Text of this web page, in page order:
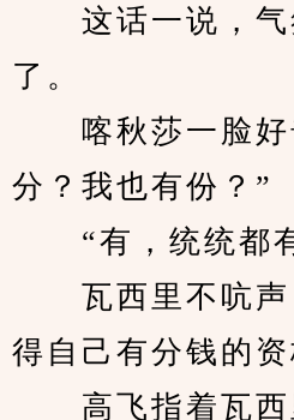
这话一说，气
了。
喀秋莎一脸好
分？我也有份？”
“有，统统都
瓦西里不吭声
得自己有分钱的资
高飞指着瓦西